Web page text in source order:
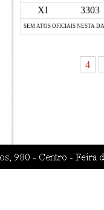
XI
3303
SEM ATOS OFICIAIS NESTA
4